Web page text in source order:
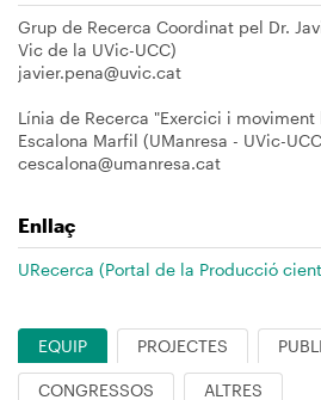
Grup de Recerca Coordinat pel Dr.
Vic de la UVic-UCC)
javier.pena@uvic.cat
Línia de Recerca "Exercici i
Escalona Marfil (UManresa - UVic-
cescalona@umanresa.cat
Enllaç
URecerca (Portal de la Producció
EQUIP PROJECTES
CONGRESSOS ALTRES